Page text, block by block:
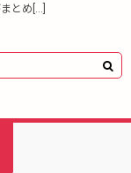
とめ[…]